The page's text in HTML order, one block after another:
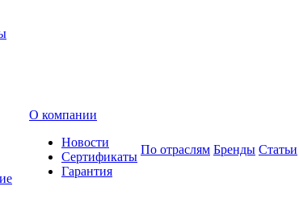
О компании
Новости
Сертификаты
Гарантия
По отраслям Бренды Статьи